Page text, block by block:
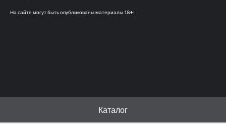
На сайте могут быть опубликованы материалы 18+!
Каталог